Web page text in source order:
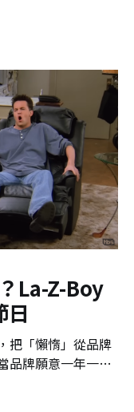
La-Z-Boy
日
把「懶惰」從品牌
品牌願意一年一年
，也可能慢慢變成